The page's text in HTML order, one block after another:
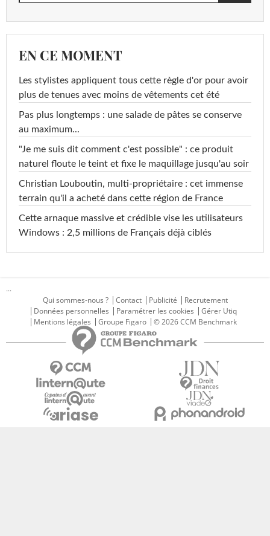
EN CE MOMENT
Les stylistes appliquent tous cette règle d'or pour avoir
plus de tenues avec moins de vêtements cet été
Pas plus longtemps : une salade de pâtes se conserve
au maximum...
"Je me suis dit comment c'est possible" : ce produit
naturel floute le teint et fixe le maquillage jusqu'au soir
Christian Louboutin, multi-propriétaire : cet immense
terrain qu'il a acheté dans cette région de France
Cette arnaque massive et crédible vise les utilisateurs
Windows : 2,5 millions de Français déjà ciblés
...
Qui sommes-nous ?
Contact Publicité
Recrutement
Données personnelles
Paramétrer les cookies
Gérer Utiq
Mentions légales
Groupe Figaro © 2026 CCM Benchmark